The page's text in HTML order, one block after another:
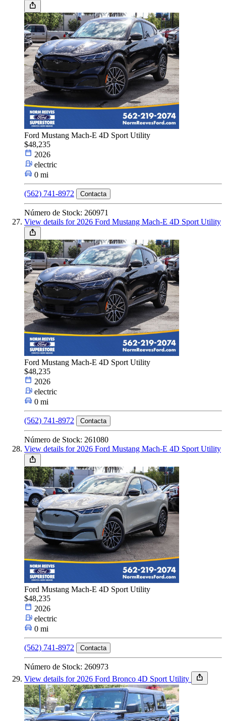
Ford Mustang Mach-E 4D Sport Utility
$48,235
2026
electric
0 mi
(562) 741-8972 Contacta
Número de Stock: 260971
View details for 2026 Ford Mustang Mach-E 4D Sport Utility
Ford Mustang Mach-E 4D Sport Utility
$48,235
2026
electric
0 mi
(562) 741-8972 Contacta
Número de Stock: 261080
View details for 2026 Ford Mustang Mach-E 4D Sport Utility
Ford Mustang Mach-E 4D Sport Utility
$48,235
2026
electric
0 mi
(562) 741-8972 Contacta
Número de Stock: 260973
View details for 2026 Ford Bronco 4D Sport Utility